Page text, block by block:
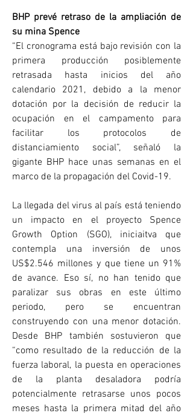
BHP prevé retraso de la ampliación de
su mina Spence
“El cronograma está bajo revisión con la
primera producción posiblemente
retrasada hasta inicios del año
calendario 2021, debido a la menor
dotación por la decisión de reducir la
ocupación en el campamento para
facilitar los protocolos de
distanciamiento social”, señaló la
gigante BHP hace unas semanas en el
marco de la propagación del Covid-19.
La llegada del virus al país está teniendo
un impacto en el proyecto Spence
Growth Option (SGO), iniciaitva que
contempla una inversión de unos
US$2.546 millones y que tiene un 91%
de avance. Eso sí, no han tenido que
paralizar sus obras en este último
periodo, pero se encuentran
construyendo con una menor dotación.
Desde BHP también sostuvieron que
“como resultado de la reducción de la
fuerza laboral, la puesta en operaciones
de la planta desaladora podría
potencialmente retrasarse unos pocos
meses hasta la primera mitad del año